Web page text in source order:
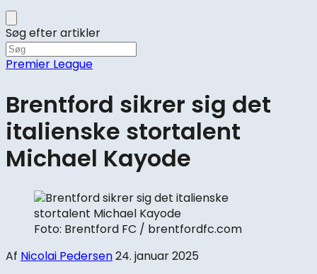
Søg efter artikler
Premier League
Brentford sikrer sig det
italienske stortalent
Michael Kayode
Foto: Brentford FC / brentfordfc.com
Af Nicolai Pedersen24. januar 2025